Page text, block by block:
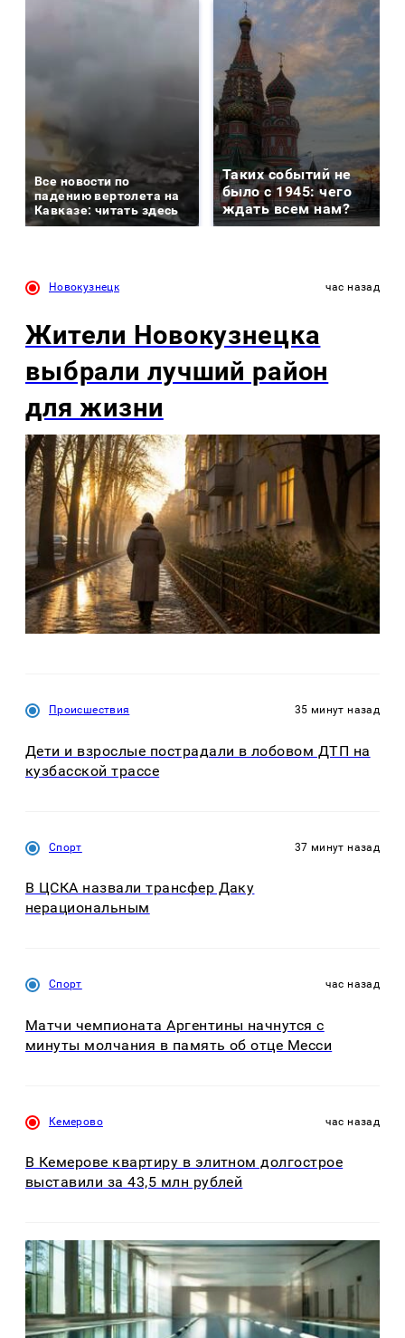
Все новости по
падению вертолета на
Кавказе: читать здесь
Таких событий не
было с 1945: чего
ждать всем нам?
Новокузнецк час назад
Жители Новокузнецка
выбрали лучший район
для жизни
Происшествия 35 минут назад
Дети и взрослые пострадали в лобовом ДТП на
кузбасской трассе
Спорт 37 минут назад
В ЦСКА назвали трансфер Даку
нерациональным
Спорт час назад
Матчи чемпионата Аргентины начнутся с
минуты молчания в память об отце Месси
Кемерово час назад
В Кемерове квартиру в элитном долгострое
выставили за 43,5 млн рублей